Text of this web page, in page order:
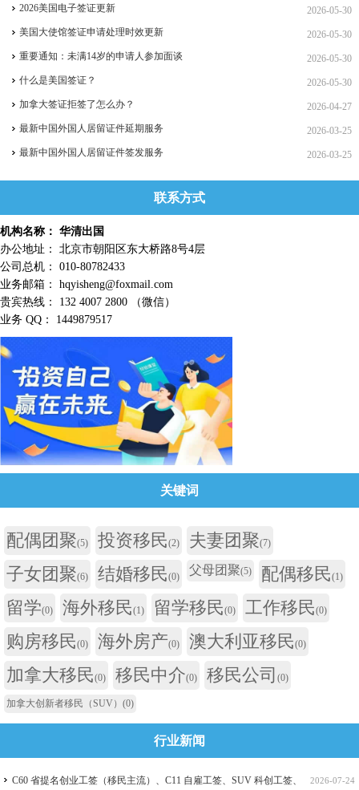
2026-05-30
2026美国电子签证更新
2026-05-30
美国大使馆签证申请处理时效更新
2026-05-30
重要通知：未满14岁的申请人参加面谈
2026-05-30
什么是美国签证？
2026-04-27
加拿大签证拒签了怎么办？
2026-03-25
最新中国外国人居留证件延期服务
2026-03-25
最新中国外国人居留证件签发服务
联系方式
机构名称： 华清出国
办公地址： 北京市朝阳区东大桥路8号4层
公司总机： 010-80782433
业务邮箱： hqyisheng@foxmail.com
贵宾热线： 132 4007 2800 （微信）
业务 QQ： 1449879517
关键词
配偶团聚(5) 投资移民(2) 夫妻团聚(7)
子女团聚(6) 结婚移民(0) 父母团聚(5) 配偶移民(1)
留学(0) 海外移民(1) 留学移民(0) 工作移民(0)
购房移民(0) 海外房产(0) 澳大利亚移民(0)
加拿大移民(0) 移民中介(0) 移民公司 (0)
加拿大创新者移民（SUV） (0)
行业新闻
2026-07-24
C60 省提名创业工签（移民主流）、C11 自雇工签、SUV 科创工签、